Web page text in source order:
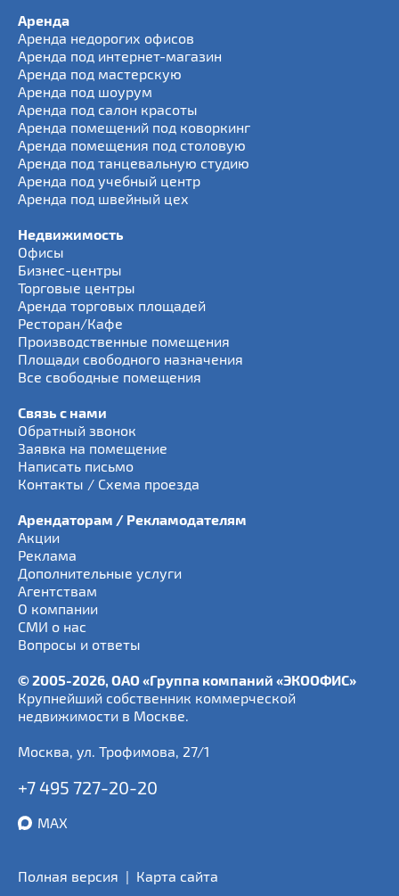
Аренда
Аренда недорогих офисов
Аренда под интернет-магазин
Аренда под мастерскую
Аренда под шоурум
Аренда под салон красоты
Аренда помещений под коворкинг
Аренда помещения под столовую
Аренда под танцевальную студию
Аренда под учебный центр
Аренда под швейный цех
Недвижимость
Офисы
Бизнес-центры
Торговые центры
Аренда торговых площадей
Ресторан/Кафе
Производственные помещения
Площади свободного назначения
Все свободные помещения
Связь с нами
Обратный звонок
Заявка на помещение
Написать письмо
Контакты / Схема проезда
Арендаторам / Рекламодателям
Акции
Реклама
Дополнительные услуги
Агентствам
О компании
СМИ о нас
Вопросы и ответы
© 2005-2026, ОАО «Группа компаний «ЭКООФИС»
Крупнейший собственник коммерческой
недвижимости в Москве.
Москва, ул. Трофимова, 27/1
+7 495 727-20-20
MAX
Полная версия | Карта сайта